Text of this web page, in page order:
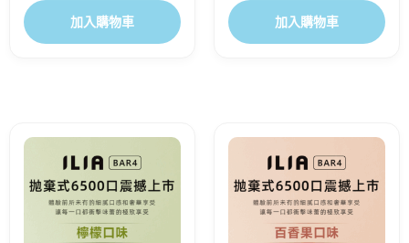
加入購物車 加入購物車